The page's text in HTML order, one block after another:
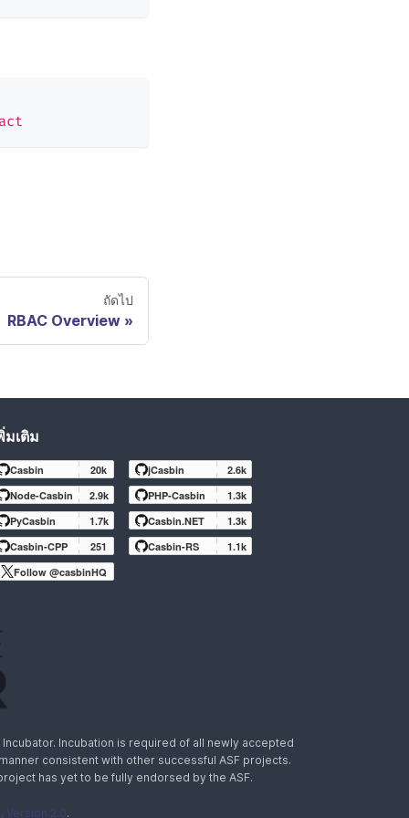
ถัดไป
RBAC Overview
มเติม
Casbin 20k jCasbin
2.6k
Node-Casbin
2.9k PHP-Casbin
1.3k
PyCasbin
1.7k Casbin.NET
1.3k
Casbin-CPP
251 Casbin-RS
1.1k
Follow @casbinHQ
Incubation is required of all newly accepted
consistent with other successful ASF projects.
has yet to be fully endorsed by the ASF.
Version 2.0.